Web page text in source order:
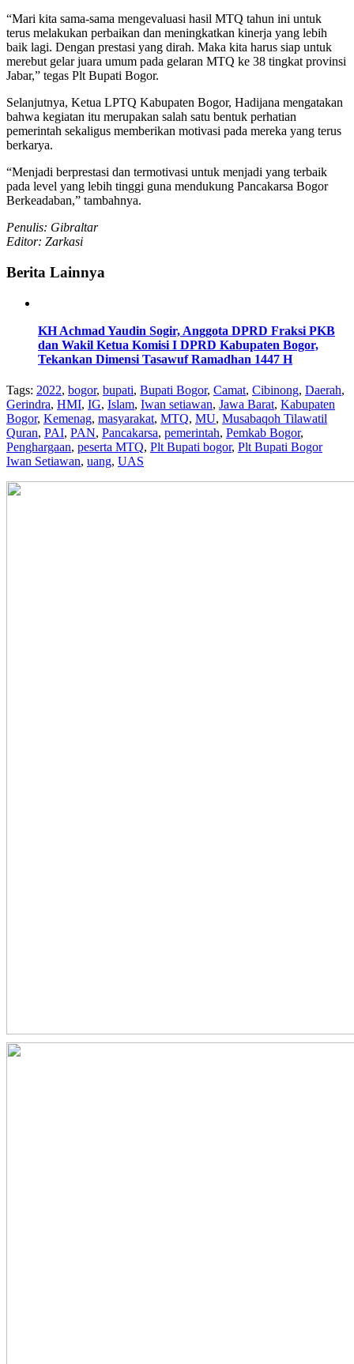
“Mari kita sama-sama mengevaluasi hasil MTQ tahun ini untuk
terus melakukan perbaikan dan meningkatkan kinerja yang lebih
baik lagi. Dengan prestasi yang dirah. Maka kita harus siap untuk
merebut gelar juara umum pada gelaran MTQ ke 38 tingkat provinsi
Jabar,” tegas Plt Bupati Bogor.
Selanjutnya, Ketua LPTQ Kabupaten Bogor, Hadijana mengatakan
bahwa kegiatan itu merupakan salah satu bentuk perhatian
pemerintah sekaligus memberikan motivasi pada mereka yang terus
berkarya.
“Menjadi berprestasi dan termotivasi untuk menjadi yang terbaik
pada level yang lebih tinggi guna mendukung Pancakarsa Bogor
Berkeadaban,” tambahnya.
Penulis: Gibraltar
Editor: Zarkasi
Berita Lainnya
KH Achmad Yaudin Sogir, Anggota DPRD Fraksi PKB
dan Wakil Ketua Komisi I DPRD Kabupaten Bogor,
Tekankan Dimensi Tasawuf Ramadhan 1447 H
Tags: 2022, bogor, bupati, Bupati Bogor, Camat, Cibinong, Daerah,
Gerindra, HMI, IG, Islam, Iwan setiawan, Jawa Barat, Kabupaten
Bogor, Kemenag, masyarakat, MTQ, MU, Musabaqoh Tilawatil
Quran, PAI, PAN, Pancakarsa, pemerintah, Pemkab Bogor,
Penghargaan, peserta MTQ, Plt Bupati bogor, Plt Bupati Bogor
Iwan Setiawan, uang, UAS